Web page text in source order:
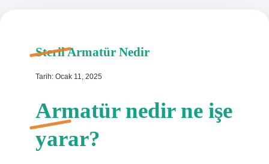
Steril Armatür Nedir
Tarih: Ocak 11, 2025
Armatür nedir ne işe
yarar?